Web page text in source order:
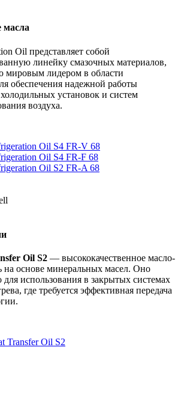
масла
Oil представляет собой
линейку смазочных материалов,
мировым лидером в области
обеспечения надежной работы
установок и систем
воздуха.
Oil S4 FR-V 68
Oil S4 FR-F 68
Oil S2 FR-A 68
Oil S2 — высококачественное масло-
на основе минеральных масел. Оно
для использования в закрытых системах
где требуется эффективная передача
Transfer Oil S2